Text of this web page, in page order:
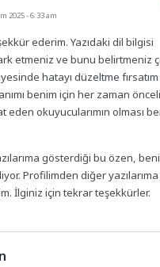
2025 - 6:33 am
ederim. Yazıdaki dil bilgisi
etmeniz ve bunu belirtmeniz
hatayı düzeltme
benim için her zaman
okuyucularımın olması
gösterdiği bu özen,
Profilimden diğer
İlginiz için tekrar teşekkürler.